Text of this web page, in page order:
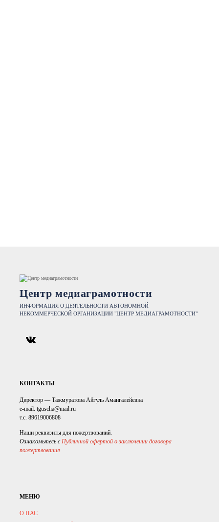
Центр медиаграмотности
ИНФОРМАЦИЯ О ДЕЯТЕЛЬНОСТИ АВТОНОМНОЙ
НЕКОММЕРЧЕСКОЙ ОРГАНИЗАЦИИ "ЦЕНТР МЕДИАГРАМОТНОСТИ"
КОНТАКТЫ
Директор — Тажмуратова Айгуль Амангалейевна
e-mail: tguscha@mail.ru
т.с. 89619006808
Наши реквизиты для пожертвований.
Ознакомьтесь с Публичной офертой о заключении договора
пожертвования
МЕНЮ
О НАС